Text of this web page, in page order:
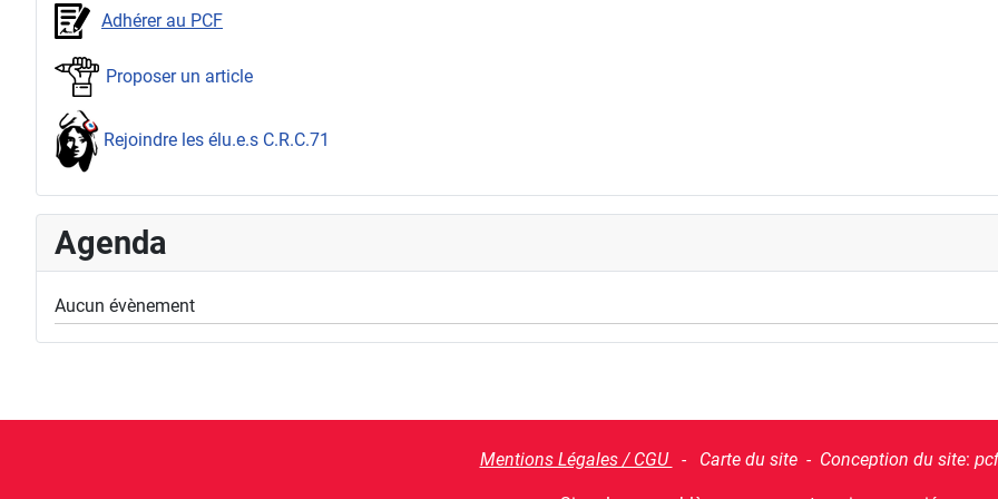
Adhérer au PCF
Proposer un article
Rejoindre les élu.e.s C.R.C.71
Agenda
Aucun évènement
Mentions Légales / CGU - Carte du site - Conception du site: